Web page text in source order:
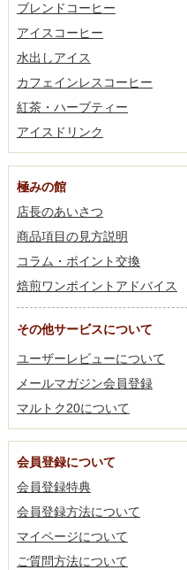
ブレンドコーヒー
アイスコーヒー
水出しアイス
カフェインレスコーヒー
紅茶・ハーブティー
アイスドリンク
極みの館
店長のあいさつ
商品項目の見方説明
コラム・ポイント交換
焙煎ワンポイントアドバイス
その他サービスについて
ユーザーレビューについて
メールマガジン会員登録
マルトク20について
会員登録について
会員登録特典
会員登録方法について
マイページについて
ご質問方法について